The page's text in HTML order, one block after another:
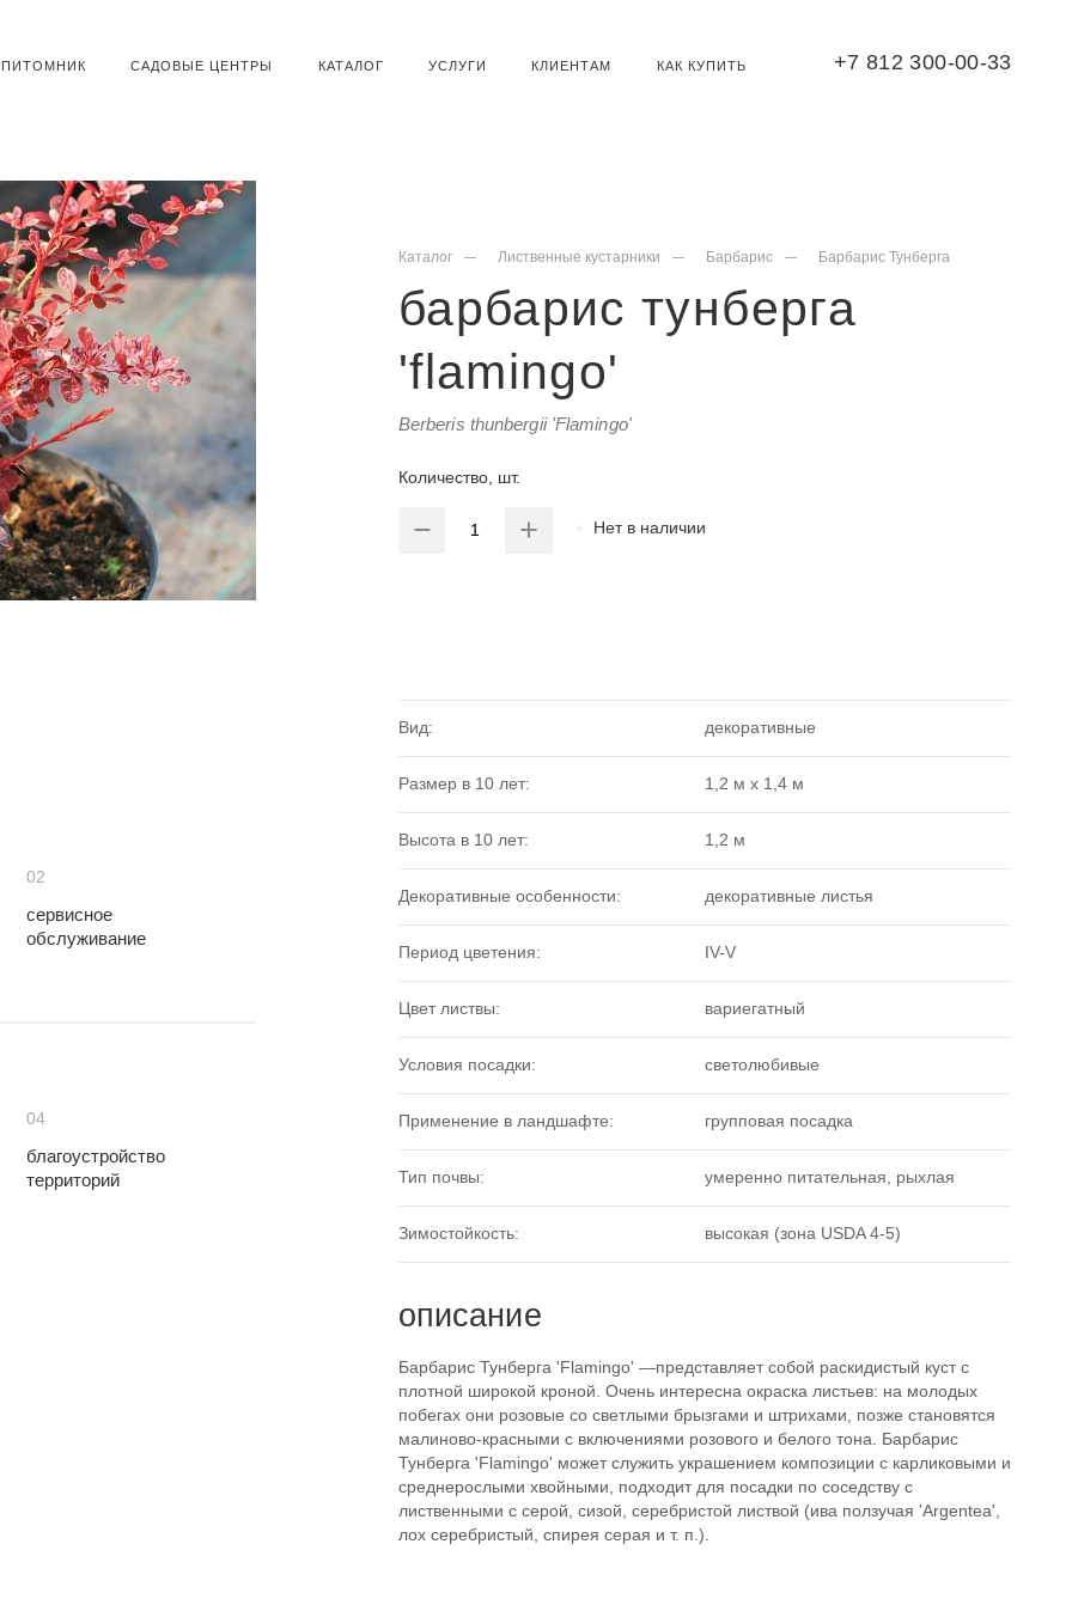
ПИТОМНИК САДОВЫЕ ЦЕНТРЫ КАТАЛОГ УСЛУГИ КЛИЕНТАМ КАК КУПИТЬ +7 812 300-00-33
02
сервисное
обслуживание
04
благоустройство
территорий
Каталог Лиственные кустарники Барбарис Барбарис Тунберга
барбарис тунберга
'flamingo'
Berberis thunbergii 'Flamingo'
Количество, шт.
Нет в наличии
Вид: декоративные
Размер в 10 лет: 1,2 м x 1,4 м
Высота в 10 лет: 1,2 м
Декоративные особенности: декоративные листья
Период цветения: IV-V
Цвет листвы: вариегатный
Условия посадки: светолюбивые
Применение в ландшафте: групповая посадка
Тип почвы: умеренно питательная, рыхлая
Зимостойкость: высокая (зона USDA 4-5)
описание
Барбарис Тунберга 'Flamingo' —представляет собой раскидистый куст с
плотной широкой кроной. Очень интересна окраска листьев: на молодых
побегах они розовые со светлыми брызгами и штрихами, позже становятся
малиново-красными с включениями розового и белого тона. Барбарис
Тунберга 'Flamingo' может служить украшением композиции с карликовыми и
среднерослыми хвойными, подходит для посадки по соседству с
лиственными с серой, сизой, серебристой листвой (ива ползучая 'Argentea',
лох серебристый, спирея серая и т. п.).